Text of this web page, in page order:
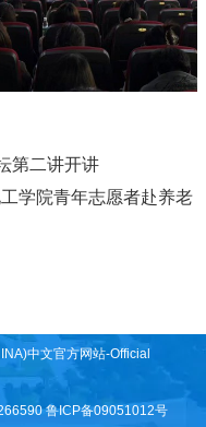
第二讲开讲
学院青年志愿者赴养老
中文官方网站-Official
鲁ICP备09051012号